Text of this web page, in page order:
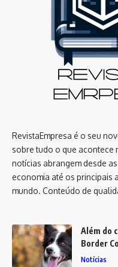
RevistaEmpresa é o seu
sobre tudo o que acontece
notícias abrangem desde
economia até os principais
mundo. Conteúdo de
Além do
Border
Notícias